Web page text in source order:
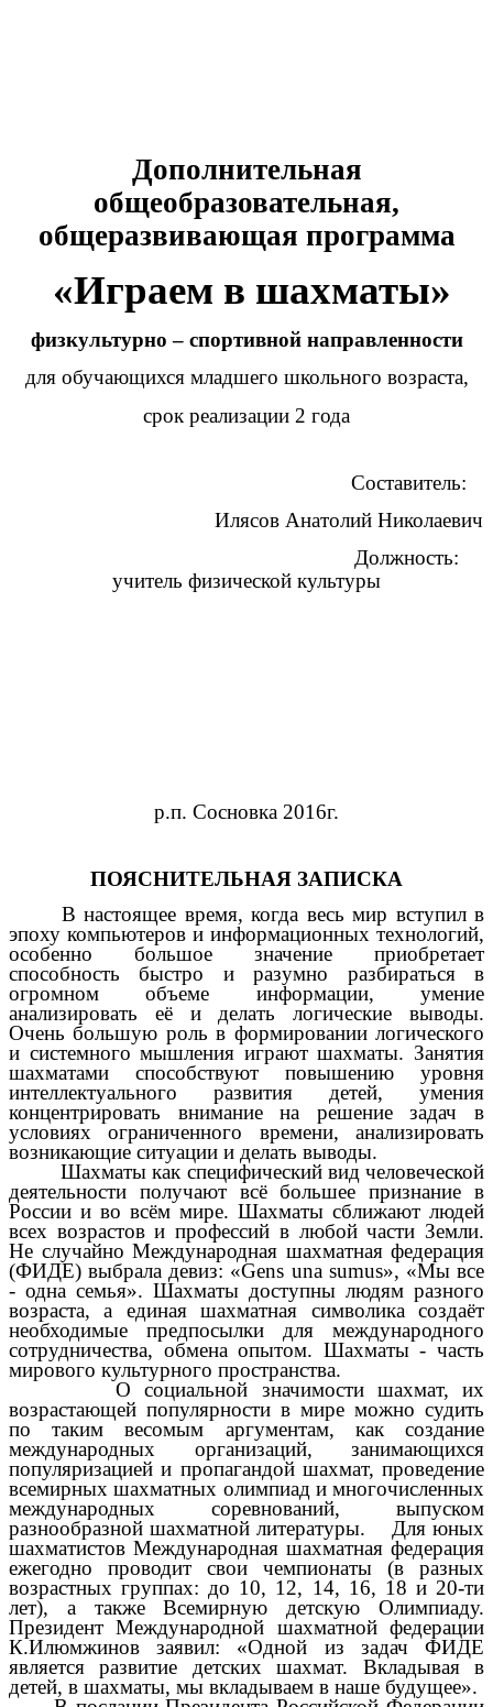
Дополнительная
общеобразовательная,
общеразвивающая программа
«Играем в шахматы»
физкультурно – спортивной направленности
для обучающихся младшего школьного возраста,
срок реализации 2 года
Составитель:
Илясов Анатолий Николаевич
Должность:
учитель физической культуры
р.п. Сосновка 2016г.
ПОЯСНИТЕЛЬНАЯ ЗАПИСКА
В настоящее время, когда весь мир вступил в
эпоху компьютеров и информационных технологий,
особенно большое значение приобретает
способность быстро и разумно разбираться в
огромном объеме информации, умение
анализировать её и делать логические выводы.
Очень большую роль в формировании логического
и системного мышления играют шахматы. Занятия
шахматами способствуют повышению уровня
интеллектуального развития детей, умения
концентрировать внимание на решение задач в
условиях ограниченного времени, анализировать
возникающие ситуации и делать выводы.
Шахматы как специфический вид человеческой
деятельности получают всё большее признание в
России и во всём мире. Шахматы сближают людей
всех возрастов и профессий в любой части Земли.
Не случайно Международная шахматная федерация
(ФИДЕ) выбрала девиз: «Gens una sumus», «Мы все
- одна семья». Шахматы доступны людям разного
возраста, а единая шахматная символика создаёт
необходимые предпосылки для международного
сотрудничества, обмена опытом. Шахматы - часть
мирового культурного пространства.
О социальной значимости шахмат, их
возрастающей популярности в мире можно судить
по таким весомым аргументам, как создание
международных организаций, занимающихся
популяризацией и пропагандой шахмат, проведение
всемирных шахматных олимпиад и многочисленных
международных соревнований, выпуском
разнообразной шахматной литературы. Для юных
шахматистов Международная шахматная федерация
ежегодно проводит свои чемпионаты (в разных
возрастных группах: до 10, 12, 14, 16, 18 и 20-ти
лет), а также Всемирную детскую Олимпиаду.
Президент Международной шахматной федерации
К.Илюмжинов заявил: «Одной из задач ФИДЕ
является развитие детских шахмат. Вкладывая в
детей, в шахматы, мы вкладываем в наше будущее».